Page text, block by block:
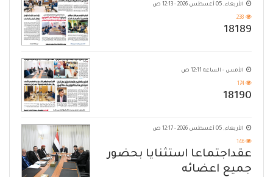
الأربعاء, 05 أغسطس 2026 - 12:13 ص
238
18189
الأمس - الساعة 12:11 ص
174
18190
الأربعاء, 05 أغسطس 2026 - 12:17 ص
146
عقداجتماعا استثنايا بحضور
جميع اعضائه